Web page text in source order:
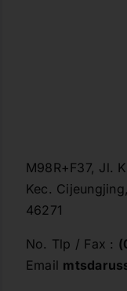
M98R+F37, Jl.
Kec.
46271
No. Tlp / Fax :
Email